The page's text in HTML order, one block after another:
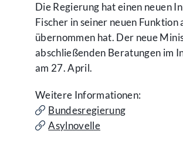
Die Regierung hat einen neuen
Fischer in seiner neuen
übernommen hat. Der neue
abschließenden Beratungen im
am 27. April.
Weitere Informationen:
Bundesregierung
Asylnovelle